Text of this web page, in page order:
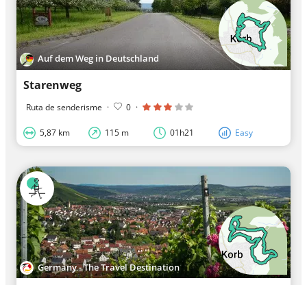
Auf dem Weg in Deutschland
Starenweg
Ruta de senderisme · 0 ·
5,87 km 115 m 01h21 Easy
Germany - The Travel Destination